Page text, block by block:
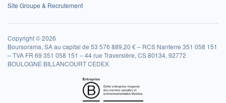
Site Groupe & Recrutement
Copyright © 2026
Boursorama, SA au capital de 53 576 889,20 € – RCS Nanterre 351 058 151
– TVA FR 69 351 058 151 – 44 rue Traversière, CS 80134, 92772
BOULOGNE BILLANCOURT CEDEX